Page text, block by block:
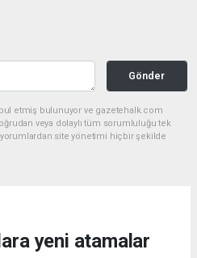
Gönder
etmiş bulunuyor ve gazetehalk.com
veya dolaylı tüm sorumluluğu tek
yorumlardan site yönetimi hiçbir şekilde
yeni atamalar